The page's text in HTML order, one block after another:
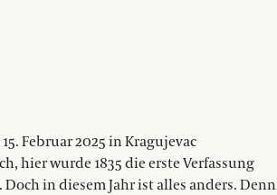
Februar 2025 in Kragujevac
hier wurde 1835 die erste Verfassung
in diesem Jahr ist alles anders. Denn